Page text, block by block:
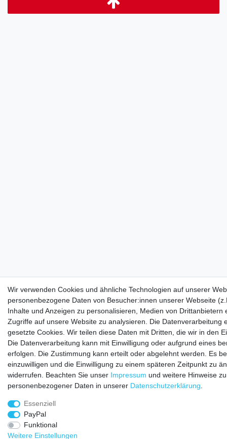
Wir verwenden Cookies und ähnliche Technologien auf unserer
personenbezogene Daten von Besucher:innen unserer Webseite
Inhalte und Anzeigen zu personalisieren, Medien von Drittanbietern
Zugriffe auf unsere Website zu analysieren. Die Datenverarbeitung
gesetzte Cookies. Wir teilen diese Daten mit Dritten, die wir in den
Die Datenverarbeitung kann mit Einwilligung oder aufgrund eines
erfolgen. Die Zustimmung kann erteilt oder abgelehnt werden. Es
einzuwilligen und die Einwilligung zu einem späteren Zeitpunkt zu
widerrufen. Beachten Sie unser Impressum und weitere Hinweise
personenbezogener Daten in unserer Daten­schutz­erklärung
Essenziell
PayPal
Funktional
Weitere Einstellungen